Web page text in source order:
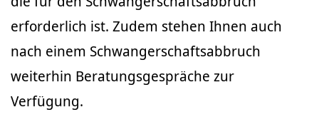
erforderlich ist. Zudem stehen Ihnen auch
nach einem Schwangerschaftsabbruch
weiterhin Beratungsgespräche zur
Verfügung.